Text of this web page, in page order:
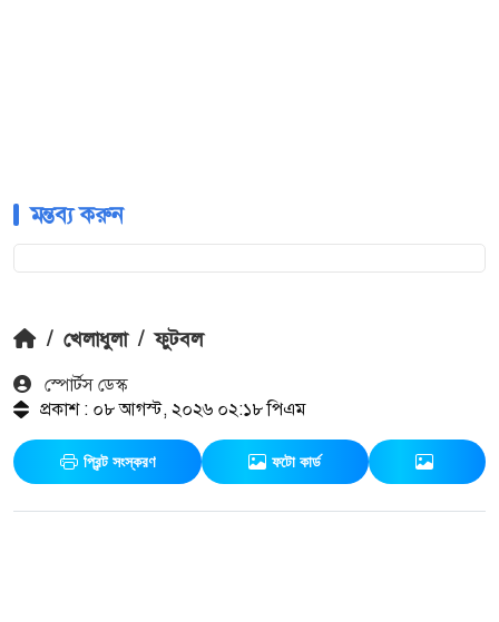
মন্তব্য করুন
/ খেলাধুলা / ফুটবল
স্পোর্টস ডেস্ক
প্রকাশ : ০৮ আগস্ট, ২০২৬ ০২:১৮ পিএম
প্রিন্ট সংস্করণ ফটো কার্ড